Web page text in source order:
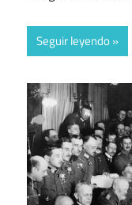
Seguir leyendo